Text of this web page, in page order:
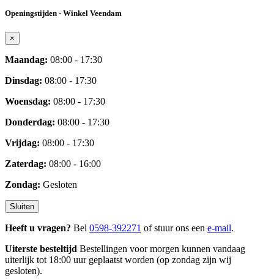
Openingstijden - Winkel Veendam
×
Maandag: 08:00 - 17:30
Dinsdag: 08:00 - 17:30
Woensdag: 08:00 - 17:30
Donderdag: 08:00 - 17:30
Vrijdag: 08:00 - 17:30
Zaterdag: 08:00 - 16:00
Zondag: Gesloten
Sluiten
Heeft u vragen? Bel 0598-392271 of stuur ons een e-mail.
Uiterste besteltijd Bestellingen voor morgen kunnen vandaag
uiterlijk tot 18:00 uur geplaatst worden (op zondag zijn wij
gesloten).